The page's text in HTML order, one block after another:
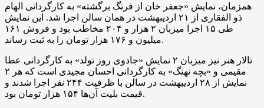
همزمان، نمایش «جعفر خان از فرنگ برگشته» به کارگردانی الهام
ذو الفقاری از ۲۱ اردیبهشت در همان سالن اجرا شد. این نمایش
طی ۱۵ اجرا میزبان ۲ هزار و ۲۰۴ مخاطب بود و فروش ۱۶۱
میلیون و ۱۷۶ هزار تومان را به ثبت رساند.
تالار هنر نیز میزبان ۲ نمایش «جادوی روز تولد» به کارگردانی عطا
مقیمی و «بچه نهنگ» به کارگردانی احسان مجیدی است که هر ۲
نمایش از ۲۸ اردیبهشت در سالن با ظرفیت ۲۴۴ نفر اجرا شدند و
قیمت بلیت آن‌ها ۱۵۴ هزار تومان بود.